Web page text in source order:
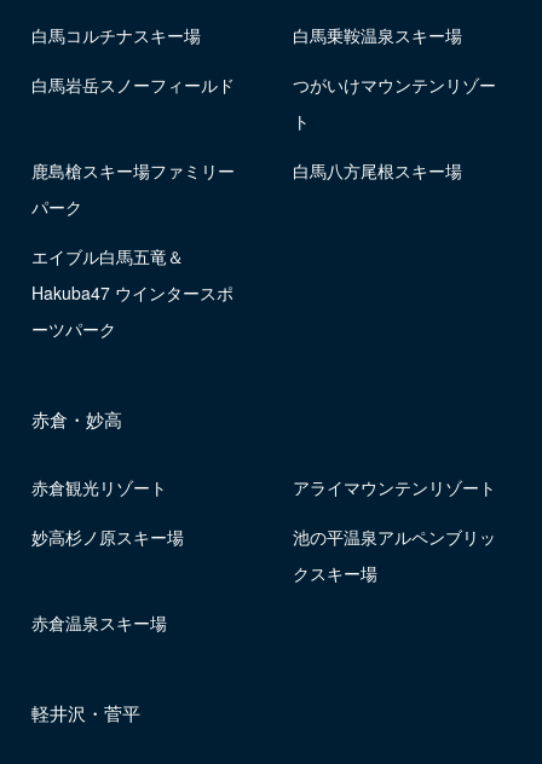
白馬コルチナスキー場 白馬乗鞍温泉スキー場
白馬岩岳スノーフィールド
つがいけマウンテンリゾー
ト
鹿島槍スキー場ファミリー
パーク
白馬八方尾根スキー場
エイブル白馬五竜＆
Hakuba47 ウインタースポ
ーツパーク
赤倉・妙高
赤倉観光リゾート アライマウンテンリゾート
妙高杉ノ原スキー場
池の平温泉アルペンブリッ
クスキー場
赤倉温泉スキー場
軽井沢・菅平